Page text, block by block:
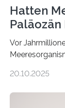
Hatten
Paläozän
Vor
Sedimenten zu
Domänen auf
20.10.2025